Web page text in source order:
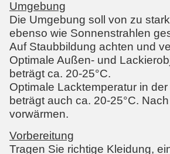
Umgebung
Die Umgebung soll von zu
ebenso wie Sonnenstrahlen
Auf Staubbildung achten und
Optimale Außen- und
beträgt ca. 20-25°C.
Optimale Lacktemperatur in
beträgt auch ca. 20-25°C.
vorwärmen.
Vorbereitung
Tragen Sie richtige Kleidung,